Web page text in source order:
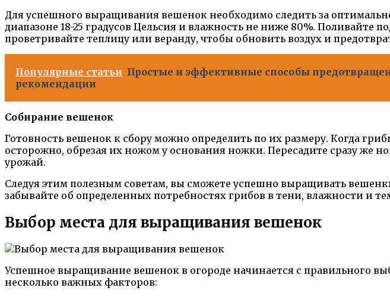
Для успешного выращивания вешенок необходимо следить за
диапазоне 18-25 градусов Цельсия и влажность не ниже 80%. Поливайте
проветривайте теплицу или веранду, чтобы обновить воздух и
Популярные статьи Простые и эффективные способы
рекомендации
Собирание вешенок
Готовность вешенок к сбору можно определить по их размеру. Когда
осторожно, обрезая их ножом у основания ножки. Пересадите сразу же
урожай.
Следуя этим полезным советам, вы сможете успешно выращивать
забывайте об определенных потребностях грибов в тени, влажности и
Выбор места для выращивания вешенок
Успешное выращивание вешенок в огороде начинается с правильного
несколько важных факторов: